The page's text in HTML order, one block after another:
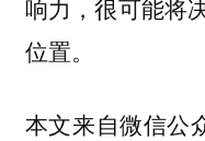
响力，很可能将
位置。
本文来自微信公